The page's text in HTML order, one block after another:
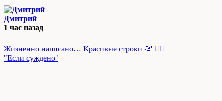
Дмитрий
1 час назад
Жизненно написано… Красивые строки 💯 👍🏻
"Если суждено"